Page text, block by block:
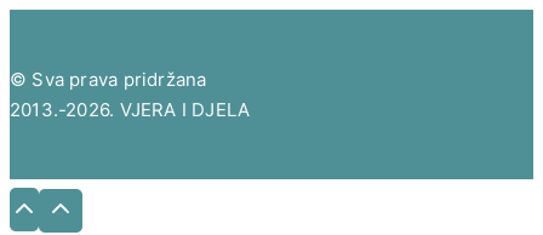
© Sva prava pridržana
2013.-2026. VJERA I DJELA